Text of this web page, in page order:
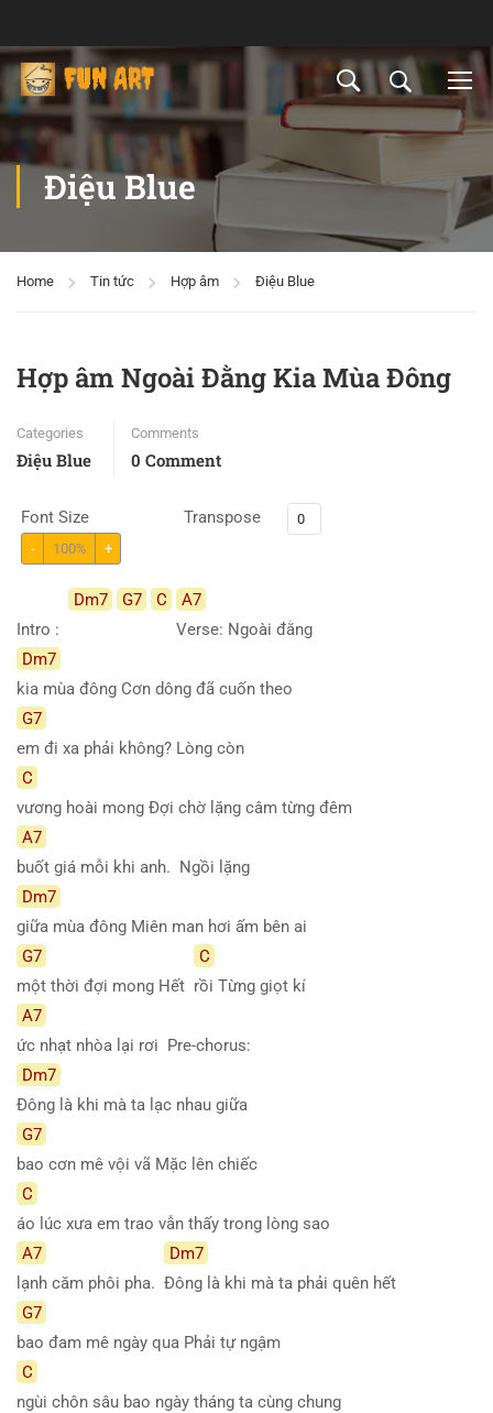
Điệu Blue
Home Tin tức Hợp âm Điệu Blue
Hợp âm Ngoài Đằng Kia Mùa Đông
Categories
Điệu Blue
Comments
0 Comment
Font Size
- 100% +
Transpose
Intro :
Dm7 G7 C
A7
Verse: Ngoài đằng
Dm7
kia mùa đông Cơn dông đã cuốn theo
G7
em đi xa phải không? Lòng còn
C
vương hoài mong Đợi chờ lặng câm từng đêm
A7
buốt giá mỗi khi anh. Ngồi lặng
Dm7
giữa mùa đông Miên man hơi ấm bên ai
G7
một thời đợi mong Hết
C
rồi Từng giọt kí
A7
ức nhạt nhòa lại rơi Pre-chorus:
Dm7
Đông là khi mà ta lạc nhau giữa
G7
bao cơn mê vội vã Mặc lên chiếc
C
áo lúc xưa em trao vẫn thấy trong lòng sao
A7
lạnh căm phôi pha.
Dm7
Đông là khi mà ta phải quên hết
G7
bao đam mê ngày qua Phải tự ngậm
C
ngùi chôn sâu bao ngày tháng ta cùng chung